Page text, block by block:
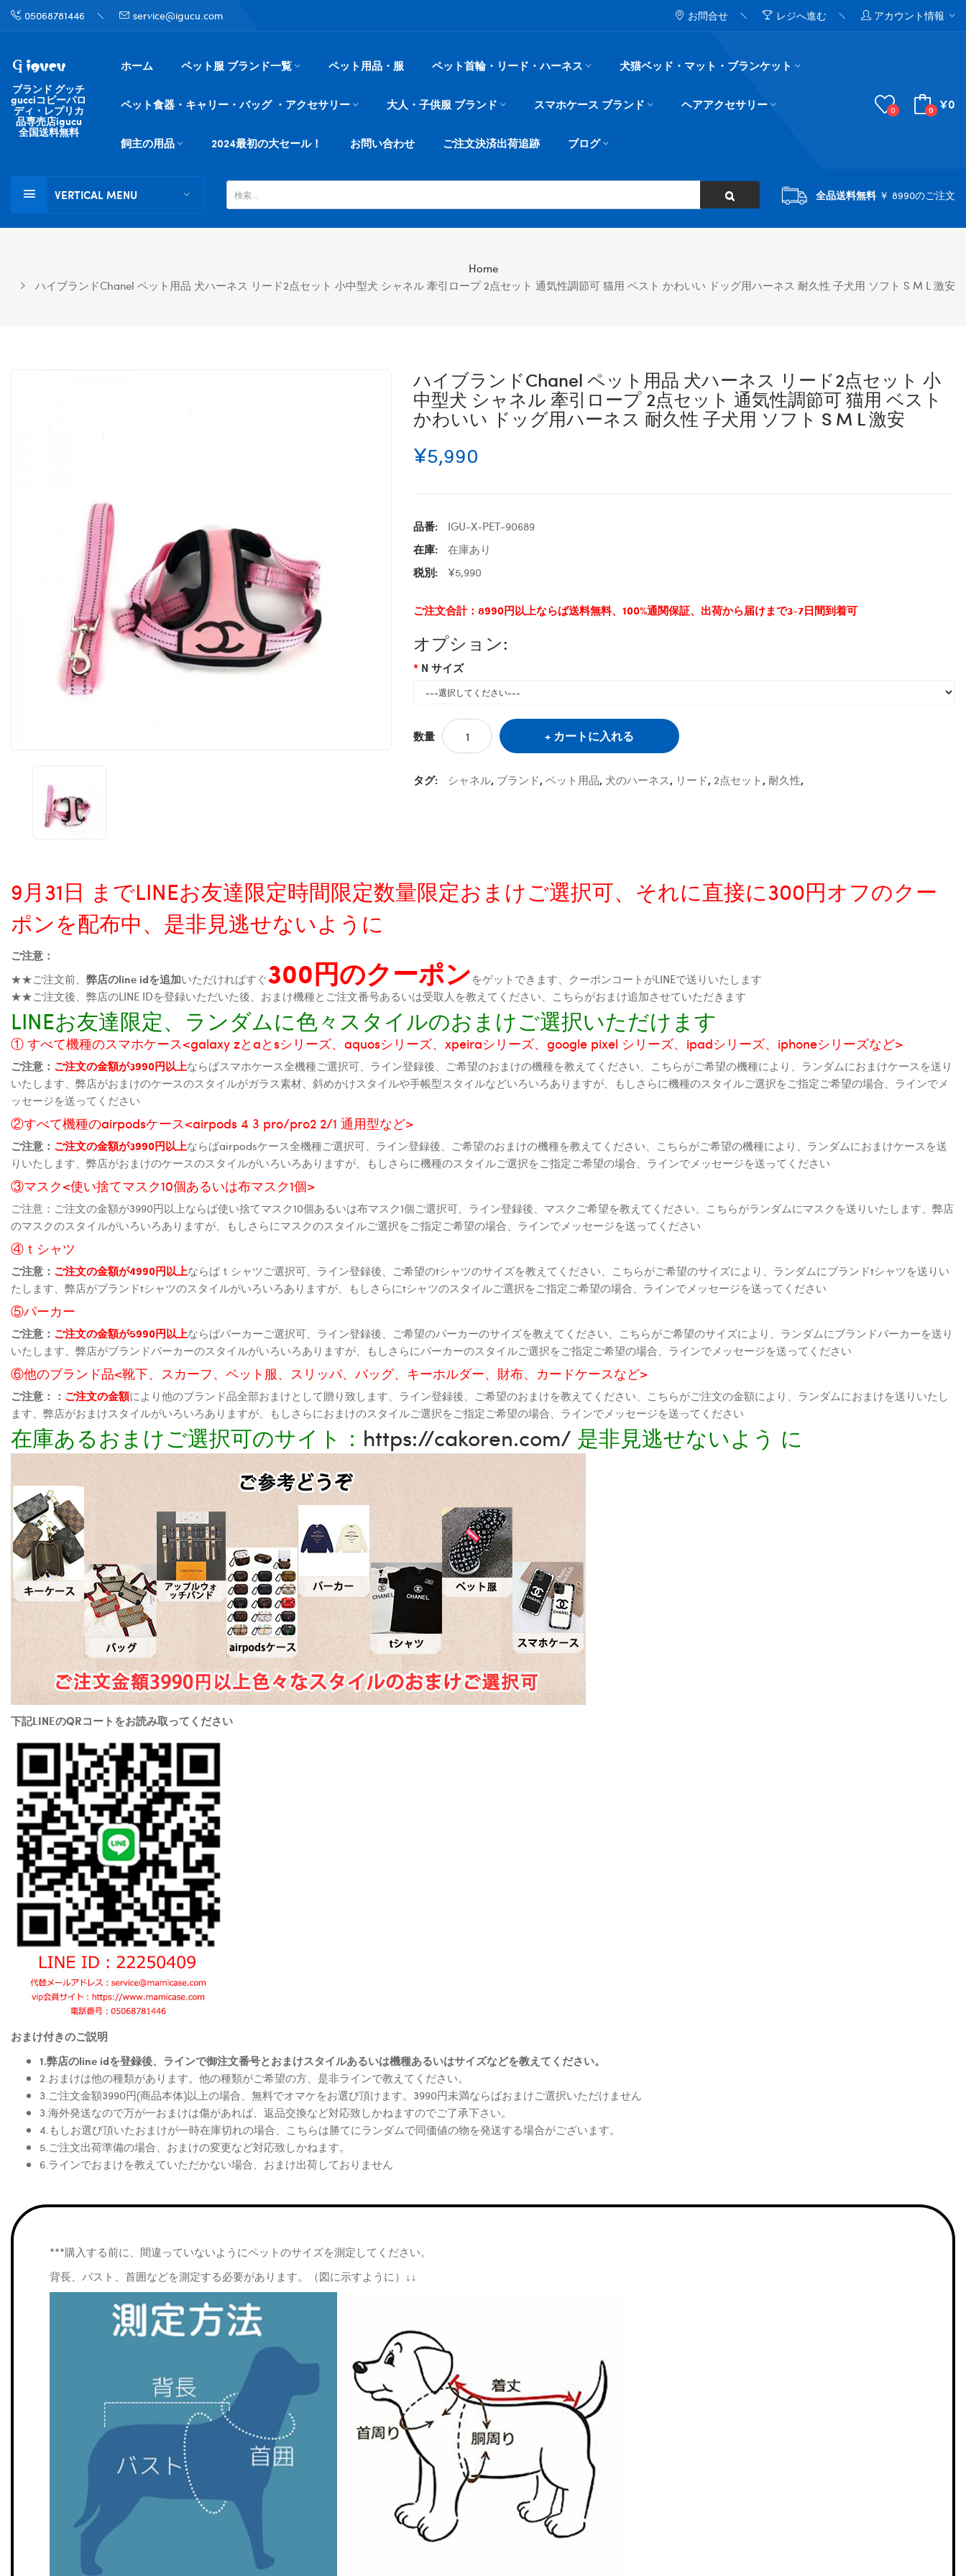
05068781446 service@igucu.com お問合せ レジへ進む アカウント情報
ブランド グッチ
gucciコピーパロ
ディ・レプリカ
品専売店igucu
全国送料無料
ホーム ペット服 ブランド一覧 ペット用品・服 ペット首輪・リード・ハーネス 犬猫ベッド・マット・ブランケット
ペット食器・キャリー・バッグ ・アクセサリー 大人・子供服 ブランド スマホケース ブランド ヘアアクセサリー
飼主の用品 2024最初の大セール！ お問い合わせ ご注文決済出荷追跡 ブログ
0 0 ¥0
VERTICAL MENU 全品送料無料￥ 8990のご注文
Home
ハイブランドChanel ペット用品 犬ハーネス リード2点セット 小中型犬 シャネル 牽引ロープ 2点セット 通気性調節可 猫用 ベスト かわいい ドッグ用ハーネス 耐久性 子犬用 ソフト S M L 激安
ハイブランドChanel ペット用品 犬ハーネス リード2点セット 小
中型犬 シャネル 牽引ロープ 2点セット 通気性調節可 猫用 ベスト
かわいい ドッグ用ハーネス 耐久性 子犬用 ソフト S M L 激安
¥5,990
品番:
IGU-X-PET-90689
在庫:
在庫あり
税別:
¥5,990
ご注文合計：8990円以上ならば送料無料、100%通関保証、出荷から届けまで3-7日間到着可
オプション:
N サイズ
数量 カートに入れる
タグ: シャネル, ブランド, ペット用品, 犬のハーネス, リード, 2点セット , 耐久性,
9月31日 までLINEお友達限定時間限定数量限定おまけご選択可、それに直接に300円オフのクー
ポンを配布中、是非見逃せないように
ご注意：
★★ご注文前、 弊店のline idを追加いただければすぐ300円のクーポンをゲットできます、クーポンコートがLINEで送りいたします
★★ご注文後、弊店のLINE IDを登録いただいた後、おまけ機種とご注文番号あるいは受取人を教えてください、こちらがおまけ追加させていただきます
LINEお友達限定、ランダムに色々スタイルのおまけご選択いただけます
① すべて機種のスマホケース<galaxy zとaとsシリーズ、aquosシリーズ、xpeiraシリーズ、google pixel シリーズ、ipadシリーズ、iphoneシリーズなど>
ご注意： ご注文の金額が3990円以上ならばスマホケース全機種ご選択可、ライン登録後、ご希望のおまけの機種を教えてください、こちらがご希望の機種により、ランダムにおまけケースを送り
いたします、弊店がおまけのケースのスタイルがガラス素材、斜めかけスタイルや手帳型スタイルなどいろいろありますが、もしさらに機種のスタイルご選択をご指定ご希望の場合、ラインでメ
ッセージを送ってください
②すべて機種のairpodsケース<airpods 4 3 pro/pro2 2/1 通用型など>
ご注意： ご注文の金額が3990円以上ならばairpodsケース全機種ご選択可、ライン登録後、ご希望のおまけの機種を教えてください、こちらがご希望の機種により、ランダムにおまけケースを送
りいたします、弊店がおまけのケースのスタイルがいろいろありますが、もしさらに機種のスタイルご選択をご指定ご希望の場合、ラインでメッセージを送ってください
③マスク<使い捨てマスク10個あるいは布マスク1個>
ご注意：ご注文の金額が3990円以上ならば使い捨てマスク10個あるいは布マスク1個ご選択可、ライン登録後、マスクご希望を教えてください、こちらがランダムにマスクを送りいたします、弊店
のマスクのスタイルがいろいろありますが、もしさらにマスクのスタイルご選択をご指定ご希望の場合、ラインでメッセージを送ってください
④ｔシャツ
ご注意： ご注文の金額が4990円以上ならばｔシャツご選択可、ライン登録後、ご希望のtシャツのサイズを教えてください、こちらがご希望のサイズにより、ランダムにブランドtシャツを送りい
たします、弊店がブランドtシャツのスタイルがいろいろありますが、もしさらにtシャツのスタイルご選択をご指定ご希望の場合、ラインでメッセージを送ってください
⑤パーカー
ご注意： ご注文の金額が5990円以上ならばパーカーご選択可、ライン登録後、ご希望のパーカーのサイズを教えてください、こちらがご希望のサイズにより、ランダムにブランドパーカーを送り
いたします、弊店がブランドパーカーのスタイルがいろいろありますが、もしさらにパーカーのスタイルご選択をご指定ご希望の場合、ラインでメッセージを送ってください
⑥他のブランド品<靴下、スカーフ、ペット服、スリッパ、バッグ、キーホルダー、財布、カードケースなど>
ご注意：： ご注文の金額により他のブランド品全部おまけとして贈り致します、ライン登録後、ご希望のおまけを教えてください、こちらがご注文の金額により、ランダムにおまけを送りいたし
ます、弊店がおまけスタイルがいろいろありますが、もしさらにおまけのスタイルご選択をご指定ご希望の場合、ラインでメッセージを送ってください
在庫あるおまけご選択可のサイト： https://cakoren.com/ 是非見逃せないよう に
下記LINEのQRコートをお読み取ってください
おまけ付きのご説明
1.弊店のline idを登録後、ラインで御注文番号とおまけスタイルあるいは機種あるいはサイズなどを教えてください。
2.おまけは他の種類があります。他の種類がご希望の方、是非ラインで教えてください。
3.ご注文金額3990円(商品本体)以上の場合、無料でオマケをお選び頂けます。3990円未満ならばおまけご選択いただけません
3.海外発送なので万が一おまけは傷があれば、返品交換など対応致しかねますのでご了承下さい。
4.もしお選び頂いたおまけが一時在庫切れの場合、こちらは勝てにランダムで同価値の物を発送する場合がございます。
5.ご注文出荷準備の場合、おまけの変更など対応致しかねます。
6.ラインでおまけを教えていただかない場合、おまけ出荷しておりません
***購入する前に、間違っていないようにペットのサイズを測定してください。
背長、バスト、首囲などを測定する必要があります。（図に示すように）↓↓